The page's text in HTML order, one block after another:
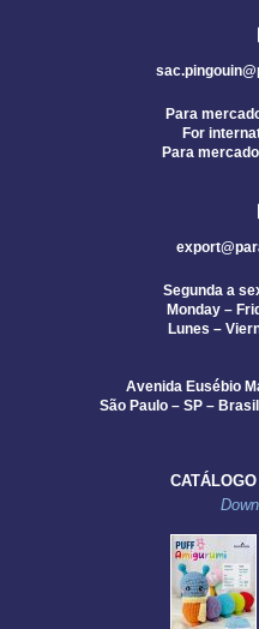
Para
For
Para
Segunda a
Monday –
Lunes –
Avenida Eusébio
São Paulo – SP –